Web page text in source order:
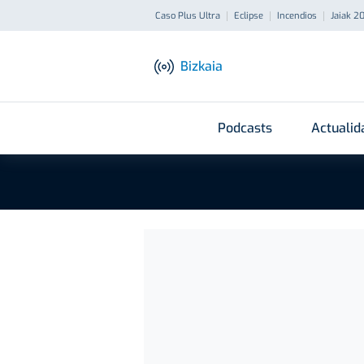
Caso Plus Ultra Eclipse Incendios Jaiak
Bizkaia
Podcasts